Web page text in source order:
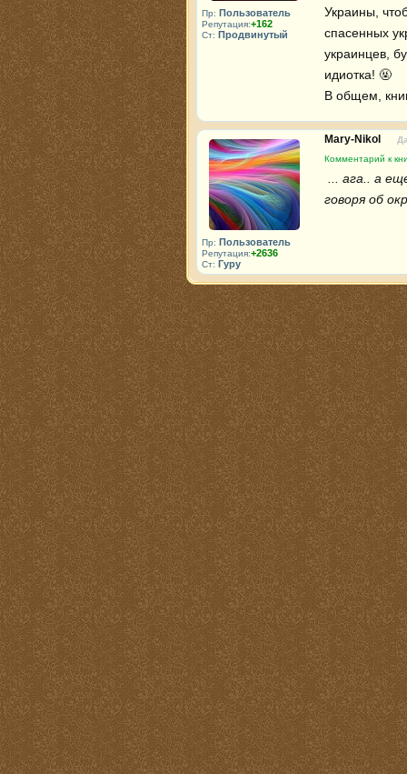
Пр: Пользователь
Репутация:+162
Ст: Продвинутый
Украины,
спасенных
украинцев,
идиотка! 🤬
В общем,
Пр: Пользователь
Репутация:+2636
Ст: Гуру
Mary-Nikol
Комментарий к
говоря об